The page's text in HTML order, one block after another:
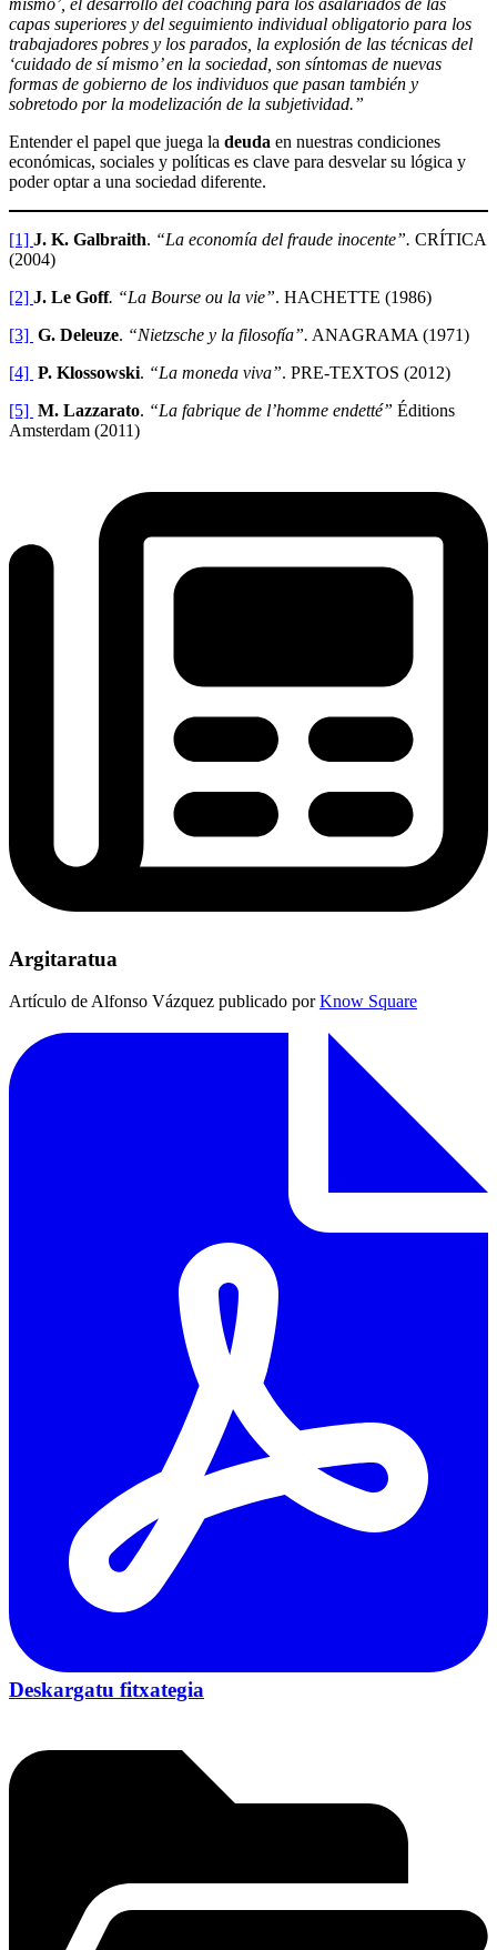
mismo’, el desarrollo del coaching para los asalariados de las
capas superiores y del seguimiento individual obligatorio para los
trabajadores pobres y los parados, la explosión de las técnicas del
‘cuidado de sí mismo’ en la sociedad, son síntomas de nuevas
formas de gobierno de los individuos que pasan también y
sobretodo por la modelización de la subjetividad.”
Entender el papel que juega la deuda en nuestras condiciones
económicas, sociales y políticas es clave para desvelar su lógica y
poder optar a una sociedad diferente.
[1] J. K. Galbraith. “La economía del fraude inocente”. CRÍTICA
(2004)
[2] J. Le Goff. “La Bourse ou la vie”. HACHETTE (1986)
[3] G. Deleuze. “Nietzsche y la filosofía”. ANAGRAMA (1971)
[4] P. Klossowski. “La moneda viva”. PRE-TEXTOS (2012)
[5] M. Lazzarato. “La fabrique de l’homme endetté” Éditions
Amsterdam (2011)
Argitaratua
Artículo de Alfonso Vázquez publicado porKnow Square
Deskargatu fitxategia